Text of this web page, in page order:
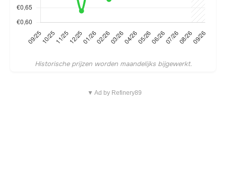
Historische prijzen worden maandelijks bijgewerkt.
▼ Ad by Refinery89